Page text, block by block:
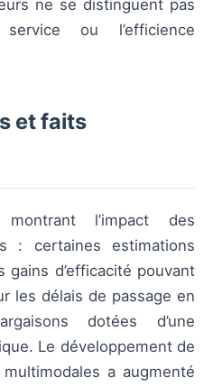
ne se distinguent pas
ou l’efficience
et faits
montrant l’impact des
: certaines estimations
gains d’efficacité pouvant
les délais de passage en
dotées d’une
Le développement de
a augmenté